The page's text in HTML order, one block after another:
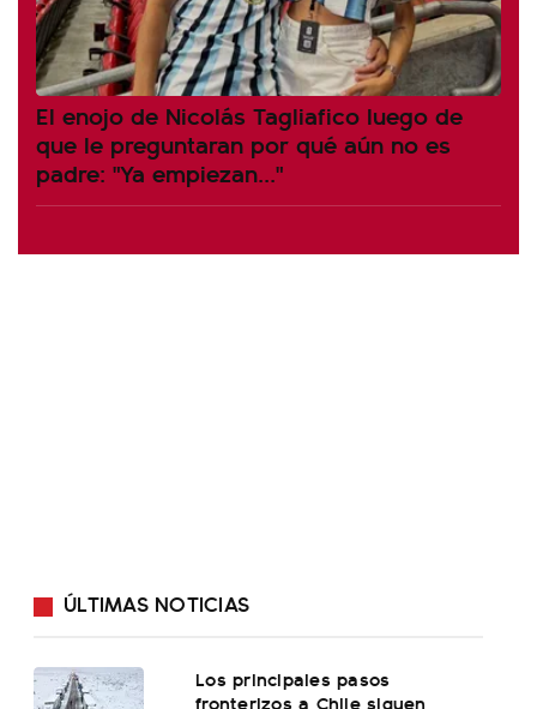
El enojo de Nicolás Tagliafico luego de
que le preguntaran por qué aún no es
padre: "Ya empiezan..."
ÚLTIMAS NOTICIAS
Los principales pasos
fronterizos a Chile siguen